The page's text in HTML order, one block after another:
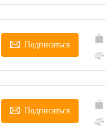
Подписаться
Подписаться